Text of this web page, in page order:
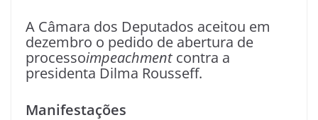
A Câmara dos Deputados aceitou em
dezembro o pedido de abertura de
processoimpeachment contra a
presidenta Dilma Rousseff.
Manifestações